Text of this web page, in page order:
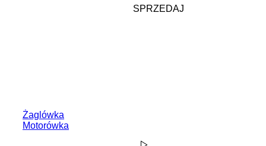
Żaglówka
Motorówka
SPRZEDAJ